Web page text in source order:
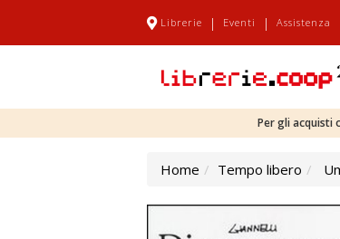
Librerie | Eventi | Assistenza
Per gli acquisti
Home Tempo libero